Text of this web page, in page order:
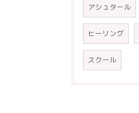
アシュタール
ヒーリング
スクール